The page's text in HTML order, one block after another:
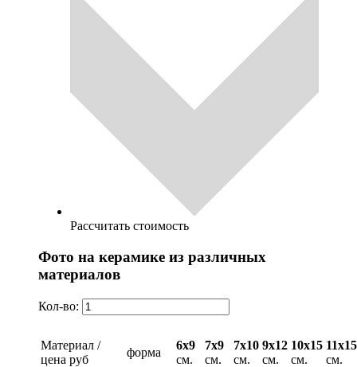
Рассчитать стоимость
Фото на керамике из различных
материалов
Кол-во:
Материал /
цена руб
форма
6х9
см.
7х9
см.
7х10
см.
9х12
см.
10х15
см.
11х15
см.